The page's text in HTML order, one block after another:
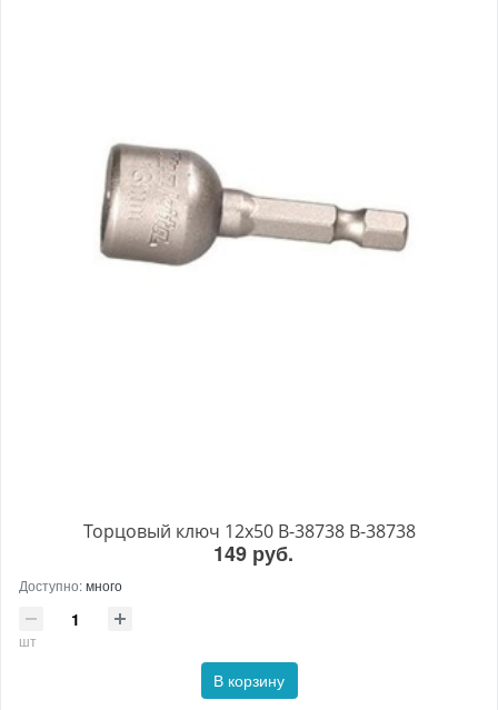
Торцовый ключ 12x50 B-38738 B-38738
149 руб.
Доступно:много
шт
В корзину